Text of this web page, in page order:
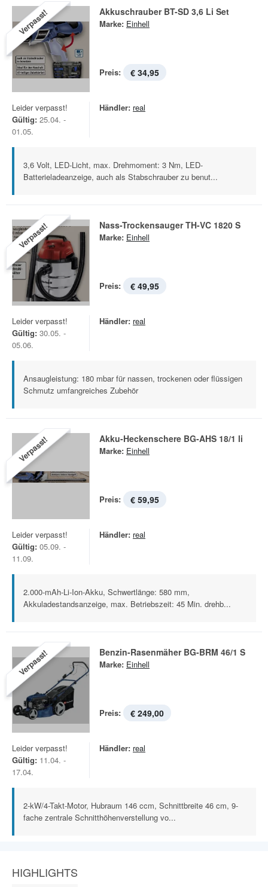
Verpasst! Akkuschrauber BT-SD 3,6 Li Set
Marke: Einhell
Preis: € 34,95
Leider verpasst!
Gültig: 25.04. -
01.05.
Händler: real
3,6 Volt, LED-Licht, max. Drehmoment: 3 Nm, LED-
Batterieladeanzeige, auch als Stabschrauber zu benut...
Verpasst! Nass-Trockensauger TH-VC 1820 S
Marke: Einhell
Preis: € 49,95
Leider verpasst!
Gültig: 30.05. -
05.06.
Händler: real
Ansaugleistung: 180 mbar für nassen, trockenen oder flüssigen
Schmutz umfangreiches Zubehör
Verpasst! Akku-Heckenschere BG-AHS 18/1 li
Marke: Einhell
Preis: € 59,95
Leider verpasst!
Gültig: 05.09. -
11.09.
Händler: real
2.000-mAh-Li-Ion-Akku, Schwertlänge: 580 mm,
Akkuladestandsanzeige, max. Betriebszeit: 45 Min. drehb...
Verpasst! Benzin-Rasenmäher BG-BRM 46/1 S
Marke: Einhell
Preis: € 249,00
Leider verpasst!
Gültig: 11.04. -
17.04.
Händler: real
2-kW/4-Takt-Motor, Hubraum 146 ccm, Schnittbreite 46 cm, 9-
fache zentrale Schnitthöhenverstellung vo...
HIGHLIGHTS